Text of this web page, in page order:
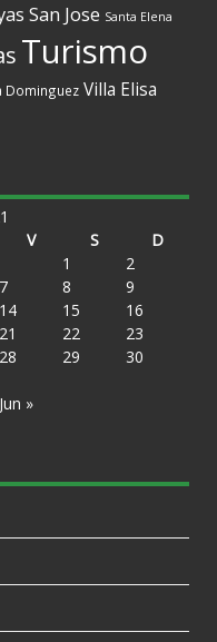
San Jose Santa Elena
Turismo
Dominguez Villa Elisa
V S D
Jun »
1
2
7 8
9
14 15
16
21 22
23
28 29
30